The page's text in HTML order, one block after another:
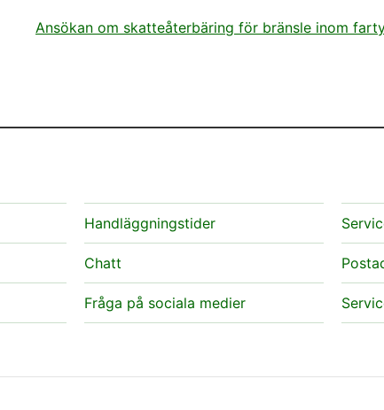
Ansökan om skatteåterbäring för bränsle inom
Handläggningstider
Chatt
Fråga på sociala medier